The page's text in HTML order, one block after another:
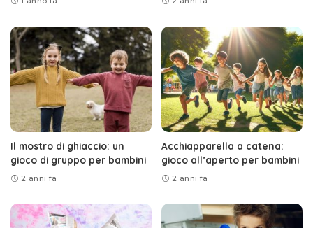
Il mostro di ghiaccio: un
gioco di gruppo per bambini
2 anni fa
Acchiapparella a catena:
gioco all’aperto per bambini
2 anni fa